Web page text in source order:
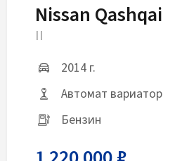
Nissan Qashqai
II
2014 г.
Автомат вариатор
Бензин